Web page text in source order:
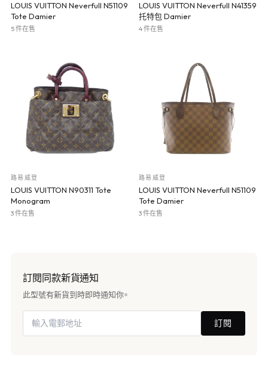
LOUIS VUITTON Neverfull N51109
Tote Damier
5 件在售
LOUIS VUITTON Neverfull N41359
托特包 Damier
4 件在售
路易威登
LOUIS VUITTON N90311 Tote
Monogram
3 件在售
路易威登
LOUIS VUITTON Neverfull N51109
Tote Damier
3 件在售
訂閱同款新貨通知
此型號有新貨到時即時通知你。
訂閱